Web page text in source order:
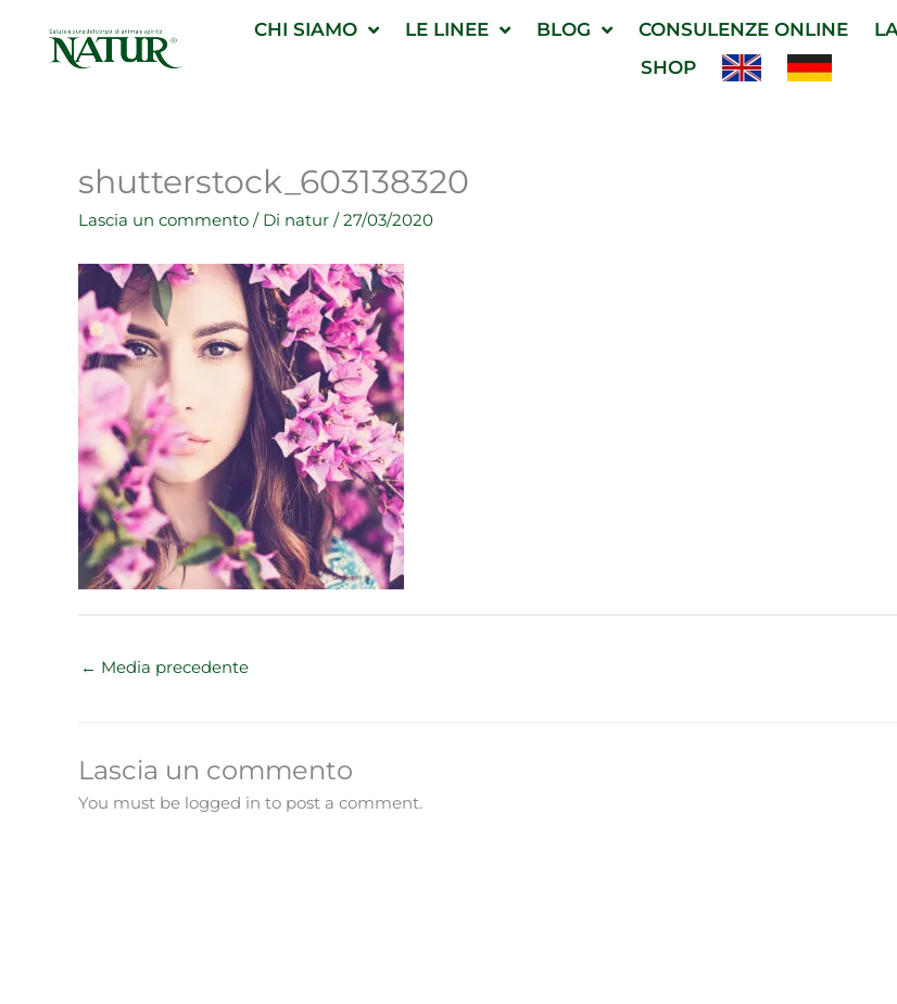
contenuto
CHI SIAMO LE LINEE BLOG CONSULENZE ONLINE
SHOP
shutterstock_603138320
Lascia un commento / Di natur /27/03/2020
← Media precedente
Lascia un commento
You must be logged in to post a comment.